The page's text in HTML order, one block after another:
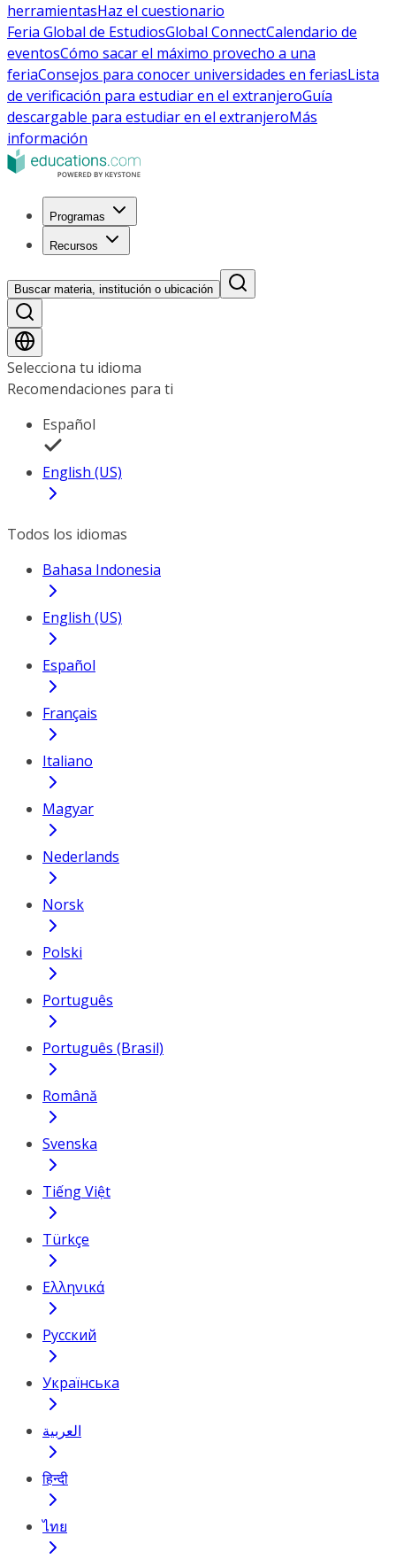
herramientasHaz el cuestionario
Feria Global de EstudiosGlobal ConnectCalendario de
eventosCómo sacar el máximo provecho a una
feriaConsejos para conocer universidades en feriasLista
de verificación para estudiar en el extranjeroGuía
descargable para estudiar en el extranjeroMás
información
Programas
Recursos
Buscar materia, institución o ubicación
Selecciona tu idioma
Recomendaciones para ti
Español
English (US)
Todos los idiomas
Bahasa Indonesia
English (US)
Español
Français
Italiano
Magyar
Nederlands
Norsk
Polski
Português
Português (Brasil)
Română
Svenska
Tiếng Việt
Türkçe
Ελληνικά
Русский
Українська
العربية
हिन्दी
ไทย